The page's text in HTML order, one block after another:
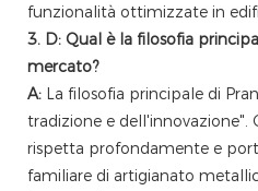
funzionalità ottimizzate in
3. D: Qual è la filosofia
mercato?
A: La filosofia principale di
tradizione e dell'innovazione".
rispetta profondamente e
familiare di artigianato